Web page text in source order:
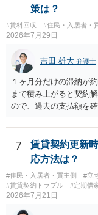
に改装したという事案
として契約解除を認め
や解釈の問題になりま
します。
策は？
#賃料回収 #住民・入居者・
2026年7月29日
吉田 雄大 弁護士
１ヶ月分だけの滞納が
まで積み上がると契約
ので、過去の支払額を
た理由は気になるとこ
います。
7
賃貸契約更新
応方法は？
#住民・入居者・買主側 #立
#賃貸契約トラブル
#定期借
2026年7月21日